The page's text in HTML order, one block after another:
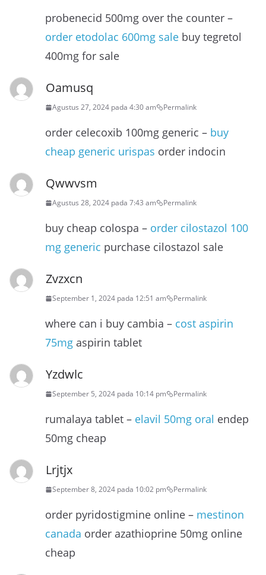
probenecid 500mg over the counter –
order etodolac 600mg sale buy tegretol
400mg for sale
Oamusq
Agustus 27, 2024 pada 4:30 am Permalink
order celecoxib 100mg generic – buy
cheap generic urispas order indocin
Qwwvsm
Agustus 28, 2024 pada 7:43 am Permalink
buy cheap colospa – order cilostazol 100
mg generic purchase cilostazol sale
Zvzxcn
September 1, 2024 pada 12:51 am Permalink
where can i buy cambia – cost aspirin
75mg aspirin tablet
Yzdwlc
September 5, 2024 pada 10:14 pm Permalink
rumalaya tablet – elavil 50mg oral endep
50mg cheap
Lrjtjx
September 8, 2024 pada 10:02 pm Permalink
order pyridostigmine online – mestinon
canada order azathioprine 50mg online
cheap